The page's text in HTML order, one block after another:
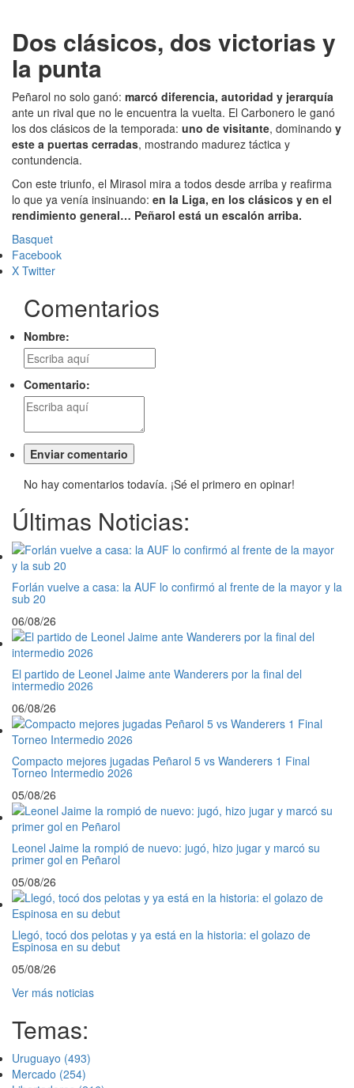
Dos clásicos, dos victorias y
la punta
Peñarol no solo ganó: marcó diferencia, autoridad y jerarquía
ante un rival que no le encuentra la vuelta. El Carbonero le ganó
los dos clásicos de la temporada: uno de visitante, dominando y
este a puertas cerradas, mostrando madurez táctica y
contundencia.
Con este triunfo, el Mirasol mira a todos desde arriba y reafirma
lo que ya venía insinuando: en la Liga, en los clásicos y en el
rendimiento general… Peñarol está un escalón arriba.
Basquet
Facebook
X Twitter
Comentarios
Nombre:
Comentario:
No hay comentarios todavía. ¡Sé el primero en opinar!
Últimas Noticias:
Forlán vuelve a casa: la AUF lo confirmó al frente de la mayor y la
sub 20
06/08/26
El partido de Leonel Jaime ante Wanderers por la final del
intermedio 2026
06/08/26
Compacto mejores jugadas Peñarol 5 vs Wanderers 1 Final
Torneo Intermedio 2026
05/08/26
Leonel Jaime la rompió de nuevo: jugó, hizo jugar y marcó su
primer gol en Peñarol
05/08/26
Llegó, tocó dos pelotas y ya está en la historia: el golazo de
Espinosa en su debut
05/08/26
Ver más noticias
Temas:
Uruguayo (493)
Mercado (254)